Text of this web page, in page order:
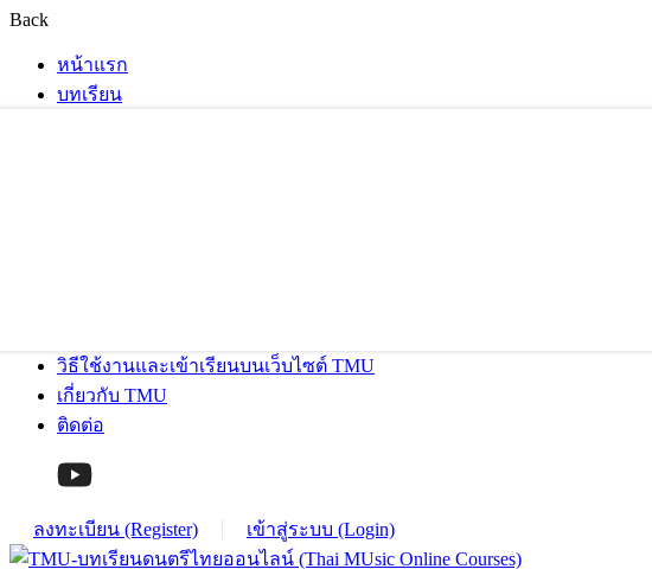
Back
หน้าแรก
บทเรียน
วิธีใช้งานและเข้าเรียนบนเว็บไซต์ TMU
เกี่ยวกับ TMU
ติดต่อ
ลงทะเบียน (Register) เข้าสู่ระบบ (Login)